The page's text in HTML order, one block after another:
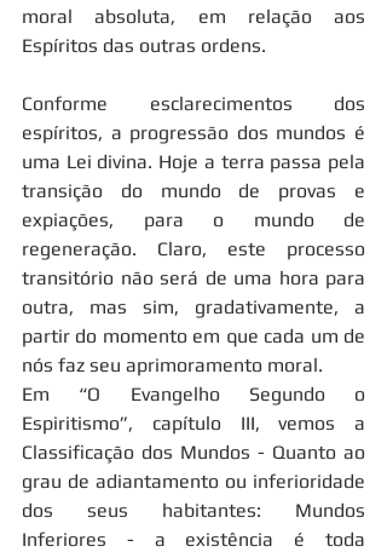
moral absoluta, em relação aos
Espíritos das outras ordens.
Conforme esclarecimentos dos
espíritos, a progressão dos mundos é
uma Lei divina. Hoje a terra passa pela
transição do mundo de provas e
expiações, para o mundo de
regeneração. Claro, este processo
transitório não será de uma hora para
outra, mas sim, gradativamente, a
partir do momento em que cada um de
nós faz seu aprimoramento moral.
Em “O Evangelho Segundo o
Espiritismo”, capítulo III, vemos a
Classificação dos Mundos - Quanto ao
grau de adiantamento ou inferioridade
dos seus habitantes: Mundos
Inferiores - a existência é toda